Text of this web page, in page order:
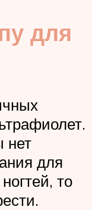
для
нет
для
то